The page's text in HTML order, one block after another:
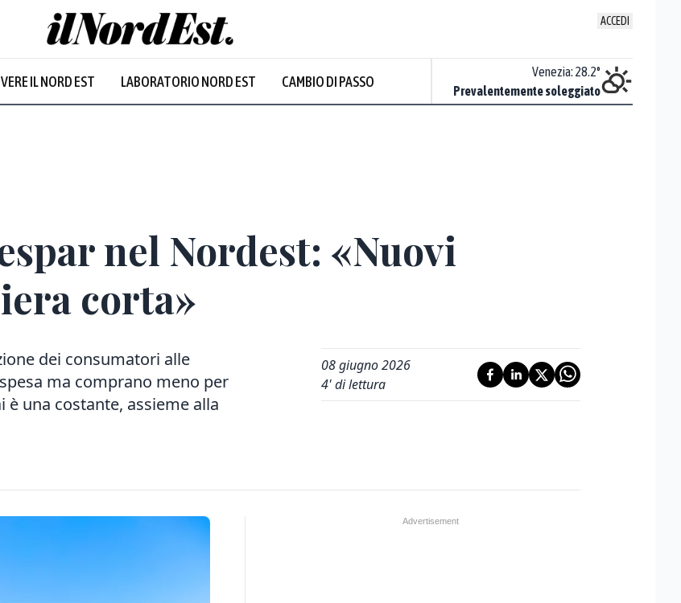
ACCEDI
IL NORD EST LABORATORIO NORD EST CAMBIO DI PASSO
Prevalentemente soleggiato
Venezia: 28.2°
Prevalentemente soleggiato
nel Nordest: «Nuovi
corta»
dei consumatori alle
ma comprano meno per
è una costante, assieme alla
08 giugno 2026
4' di lettura